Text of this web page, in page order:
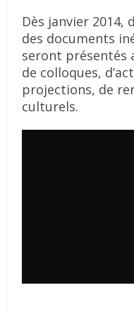
Dès janvier 2014,
des documents
seront présentés
de colloques,
projections, de
culturels.